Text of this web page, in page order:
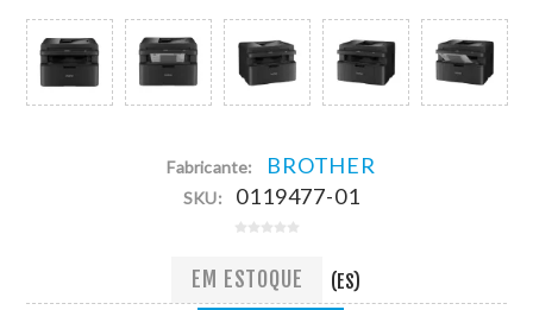
Fabricante: BROTHER
SKU: 0119477-01
EM ESTOQUE (ES)